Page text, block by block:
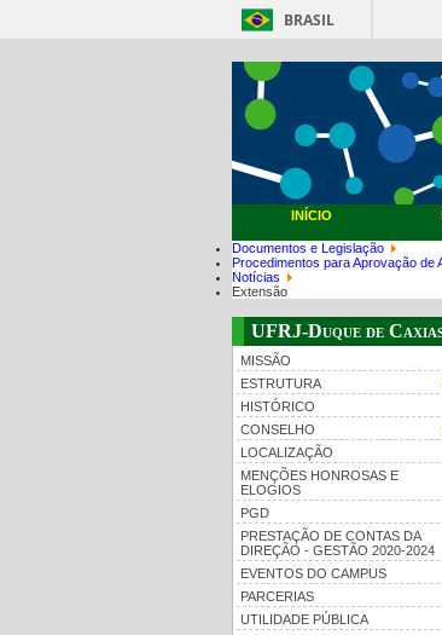
BRASIL
INÍCIO
Documentos e Legislação
Procedimentos para Aprovação de
Notícias
Extensão
UFRJ-Duque de
MISSÃO
ESTRUTURA
HISTÓRICO
CONSELHO
LOCALIZAÇÃO
MENÇÕES HONROSAS E
ELOGIOS
PGD
PRESTAÇÃO DE CONTAS DA
DIREÇÃO - GESTÃO 2020-2024
EVENTOS DO CAMPUS
PARCERIAS
UTILIDADE PÚBLICA